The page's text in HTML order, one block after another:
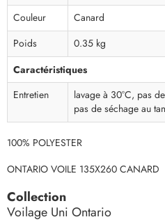
Couleur
Canard
Poids
0.35 kg
Caractéristiques
Entretien
lavage à 30°C, pas
pas de séchage au
100% POLYESTER
ONTARIO VOILE 135X260 CANARD
Collection
Voilage Uni Ontario